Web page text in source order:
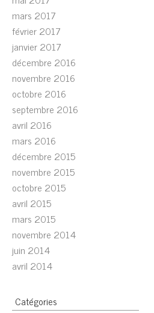
mars 2017
février 2017
janvier 2017
décembre 2016
novembre 2016
octobre 2016
septembre 2016
avril 2016
mars 2016
décembre 2015
novembre 2015
octobre 2015
avril 2015
mars 2015
novembre 2014
juin 2014
avril 2014
Catégories